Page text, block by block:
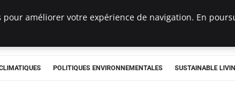
POLITIQUES ENVIRONNEMENTALES SUSTAINABLE
pour améliorer votre expérience de navigation. En